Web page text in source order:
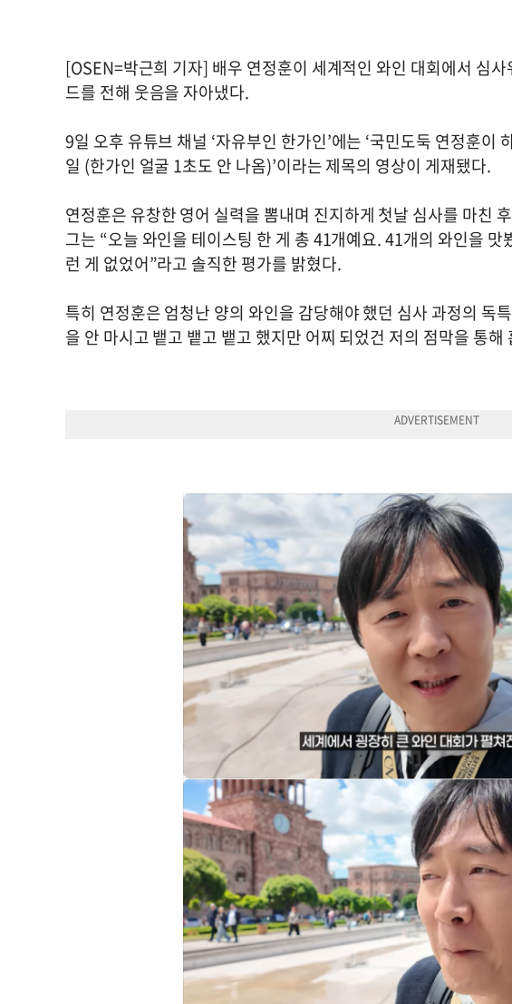
[OSEN=박근희 기자] 배우 연정훈이 세계적인 와인 대회에서 심
드를 전해 웃음을 자아냈다.
9일 오후 유튜브 채널 ‘자유부인 한가인’에는 ‘국민도둑 연정훈
일 (한가인 얼굴 1초도 안 나옴)’이라는 제목의 영상이 게재됐다.
연정훈은 유창한 영어 실력을 뽐내며 진지하게 첫날 심사를 마친
그는 “오늘 와인을 테이스팅 한 게 총 41개예요. 41개의 와인을
런 게 없었어”라고 솔직한 평가를 밝혔다.
특히 연정훈은 엄청난 양의 와인을 감당해야 했던 심사 과정의 독
을 안 마시고 뱉고 뱉고 뱉고 했지만 어찌 되었건 저의 점막을 통